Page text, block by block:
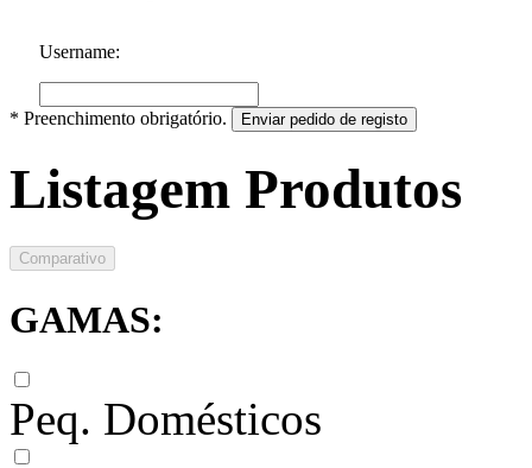
Username:
* Preenchimento obrigatório. Enviar pedido de registo
Listagem Produtos
Comparativo
GAMAS:
Peq. Domésticos